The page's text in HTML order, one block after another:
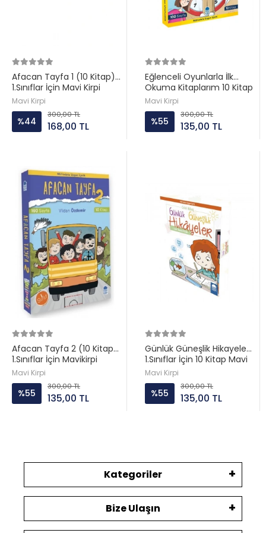
Afacan Tayfa 1 (10 Kitap)
1.Sınıflar İçin Mavi Kirpi
Mavi Kirpi
%44
300,00 TL
168,00 TL
Eğlenceli Oyunlarla İlk
Okuma Kitaplarım 10 Kitap
Set Mavi Kirpi
Mavi Kirpi
%55
300,00 TL
135,00 TL
Afacan Tayfa 2 (10 Kitap)
1.Sınıflar İçin Mavikirpi
Mavi Kirpi
%55
300,00 TL
135,00 TL
Günlük Güneşlik Hikayeler
1.Sınıflar İçin 10 Kitap Mavi
Kirpi
Mavi Kirpi
%55
300,00 TL
135,00 TL
Kategoriler
Bize Ulaşın